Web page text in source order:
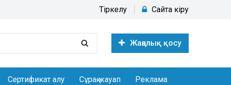
Тіркелу Сайтқа кіру
Жаңалық қосу
Сертификат алу Сұрақ жауап Реклама